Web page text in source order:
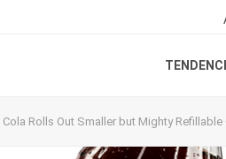
Cola Rolls Out Smaller but Mighty